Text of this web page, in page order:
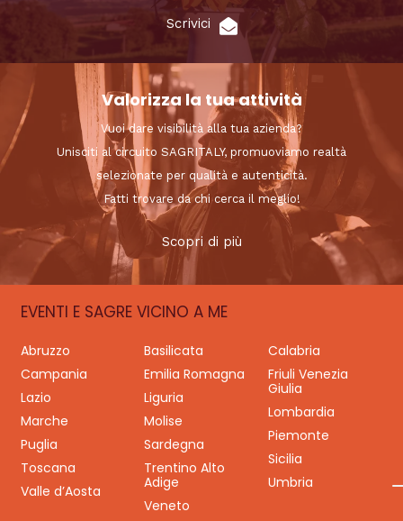
Scrivici
Valorizza la tua attività
Vuoi dare visibilità alla tua azienda?
Unisciti al circuito SAGRITALY, promuoviamo realtà
selezionate per qualità e autenticità.
Fatti trovare da chi cerca il meglio!
Scopri di più
EVENTI E SAGRE VICINO A ME
Abruzzo Basilicata
Calabria
Campania
Emilia Romagna
Friuli Venezia
Giulia
Lazio
Liguria
Lombardia
Marche
Molise
Piemonte
Puglia
Sardegna
Sicilia
Toscana
Trentino Alto
Adige
Umbria
Valle d’Aosta
Veneto